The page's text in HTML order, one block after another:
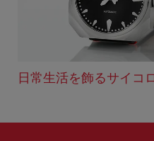
日常生活を飾るサイコ